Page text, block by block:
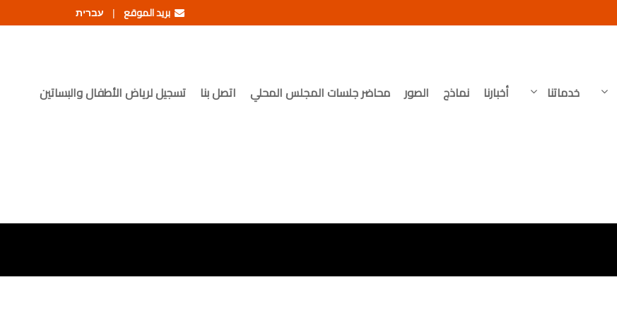
بريد الموقع | עברית
خدماتنا أخبارنا نماذج الصور محاضر جلسات المجلس المحلي اتصل بنا تسجيل لرياض الأطفال والبساتين